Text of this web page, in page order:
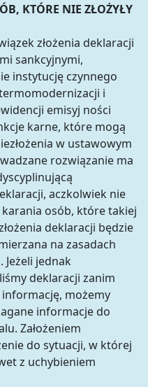
KTÓRE NIE ZŁOŻYŁY
złożenia deklaracji
sankcyjnymi,
instytucję czynnego
i
emisyj ności
karne, które mogą
w ustawowym
rozwiązanie ma
aczkolwiek nie
osób, które takiej
deklaracji będzie
na zasadach
jednak
deklaracji zanim
możemy
informacje do
Założeniem
do sytuacji, w której
z uchybieniem